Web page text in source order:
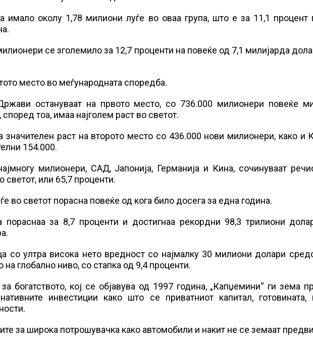
имало околу 1,78 милиони луѓе во оваа група, што е за 11,1 процент
се зголемило за 12,7 проценти на повеќе од 7,1 милијарда
место во меѓународната споредба.
остануваат на првото место, со 736.000 милионери повеќе
тоа, имаа најголем раст во светот.
значителен раст на второто место со 436.000 нови милионери, како и
154.000.
милионери, САД, Јапонија, Германија и Кина, сочинуваат
светот, или 65,7 проценти.
во светот порасна повеќе од кога било досега за една година.
пораснаа за 8,7 проценти и достигнаа рекордни 98,3 трилиони
со ултра висока нето вредност со најмалку 30 милиони долари
глобално ниво, со стапка од 9,4 проценти.
богатството, кој се објавува од 1997 година, „Капџемини“ ги зема
инвестиции како што се приватниот капитал, готовината,
за широка потрошувачка како автомобили и накит не се земаат